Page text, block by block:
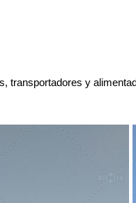
transportadores y